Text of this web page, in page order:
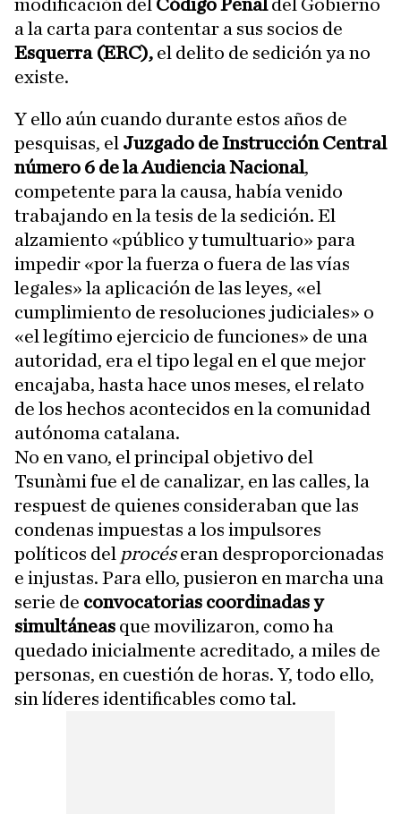
modificación del Código Penaldel Gobierno
a la carta para contentar a sus socios de
Esquerra (ERC), el delito de sedición ya no
existe.
Y ello aún cuando durante estos años de
pesquisas, el Juzgado de Instrucción Central
número 6 de la Audiencia Nacional,
competente para la causa, había venido
trabajando en la tesis de la sedición. El
alzamiento «público y tumultuario» para
impedir «por la fuerza o fuera de las vías
legales» la aplicación de las leyes, «el
cumplimiento de resoluciones judiciales» o
«el legítimo ejercicio de funciones» de una
autoridad, era el tipo legal en el que mejor
encajaba, hasta hace unos meses, el relato
de los hechos acontecidos en la comunidad
autónoma catalana.
No en vano, el principal objetivo del
Tsunàmi fue el de canalizar, en las calles, la
respuest de quienes consideraban que las
condenas impuestas a los impulsores
políticos del procéseran desproporcionadas
e injustas. Para ello, pusieron en marcha una
serie de convocatorias coordinadas y
simultáneas que movilizaron, como ha
quedado inicialmente acreditado, a miles de
personas, en cuestión de horas. Y, todo ello,
sin líderes identificables como tal.